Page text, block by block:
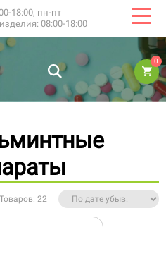
18:00, пн-пт
08:00-18:00
0
Товаров: 22